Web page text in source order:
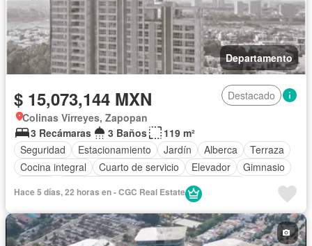
Departamento
$ 15,073,144 MXN
Destacado
Colinas Virreyes, Zapopan
3 Recámaras
3 Baños
119 m²
Seguridad
Estacionamiento Jardín Alberca
Terraza
Cocina integral
Cuarto de servicio Elevador
Gimnasio
Acceso para personas con discapacidad
Sala polivalente
Internet
Aire acondicionado
Circuito cerrado de televisión
Electricidad
Jacuzzi
Cuarto de Limpieza
Hace 5 días, 22 horas en - CGC Real Estate